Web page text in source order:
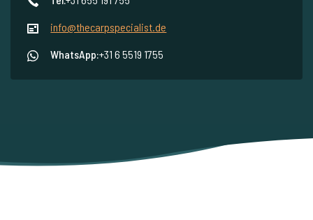
info@thecarpspecialist.de
WhatsApp:+31 6 5519 1755